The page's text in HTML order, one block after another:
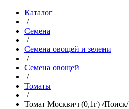
Каталог
/
Семена
/
Семена овощей и зелени
/
Семена овощей
/
Томаты
/
Томат Москвич (0,1г) /Поиск/